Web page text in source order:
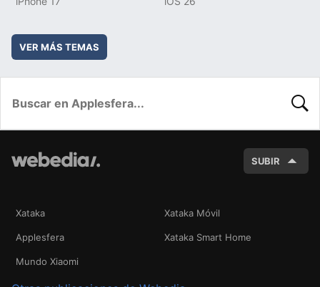
VER MÁS TEMAS
SUBIR
Xataka Xataka Móvil
Applesfera Xataka Smart Home
Mundo Xiaomi